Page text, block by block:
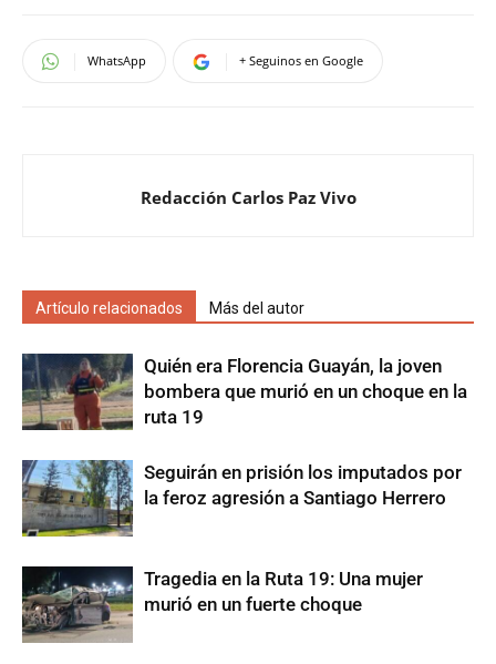
WhatsApp + Seguinos en Google
Redacción Carlos Paz Vivo
Artículo relacionados Más del autor
Quién era Florencia Guayán, la joven
bombera que murió en un choque en la
ruta 19
Seguirán en prisión los imputados por
la feroz agresión a Santiago Herrero
Tragedia en la Ruta 19: Una mujer
murió en un fuerte choque